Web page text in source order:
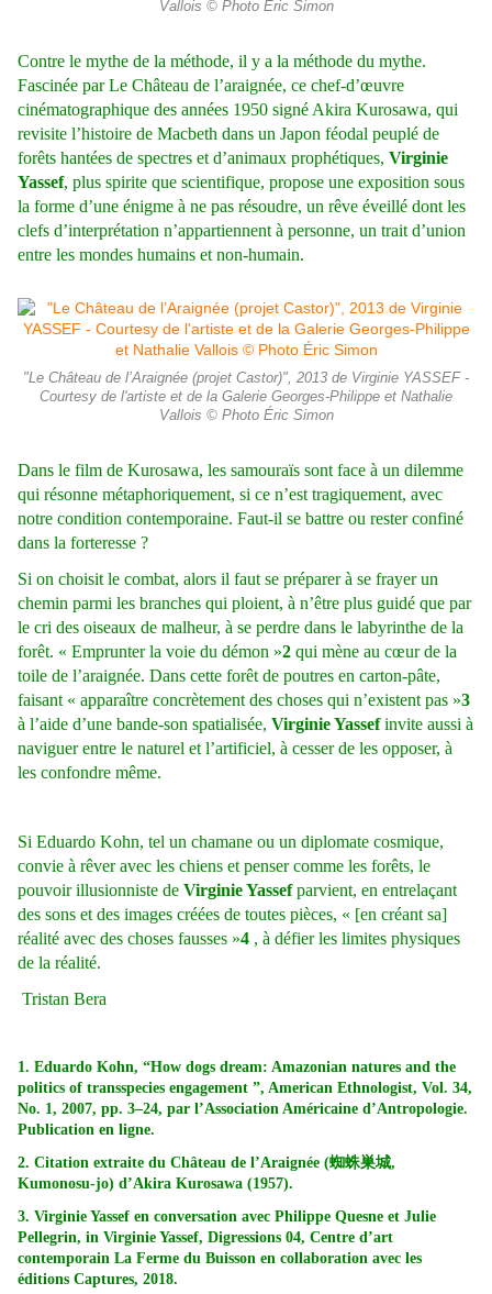
Vallois © Photo Éric Simon
Contre le mythe de la méthode, il y a la méthode du mythe.
Fascinée par Le Château de l’araignée, ce chef-d’œuvre
cinématographique des années 1950 signé Akira Kurosawa, qui
revisite l’histoire de Macbeth dans un Japon féodal peuplé de
forêts hantées de spectres et d’animaux prophétiques, Virginie
Yassef, plus spirite que scientifique, propose une exposition sous
la forme d’une énigme à ne pas résoudre, un rêve éveillé dont les
clefs d’interprétation n’appartiennent à personne, un trait d’union
entre les mondes humains et non-humain.
"Le Château de l’Araignée (projet Castor)", 2013 de Virginie YASSEF -
Courtesy de l'artiste et de la Galerie Georges-Philippe et Nathalie
Vallois © Photo Éric Simon
Dans le film de Kurosawa, les samouraïs sont face à un dilemme
qui résonne métaphoriquement, si ce n’est tragiquement, avec
notre condition contemporaine. Faut-il se battre ou rester confiné
dans la forteresse ?
Si on choisit le combat, alors il faut se préparer à se frayer un
chemin parmi les branches qui ploient, à n’être plus guidé que par
le cri des oiseaux de malheur, à se perdre dans le labyrinthe de la
forêt. « Emprunter la voie du démon »2 qui mène au cœur de la
toile de l’araignée. Dans cette forêt de poutres en carton-pâte,
faisant « apparaître concrètement des choses qui n’existent pas »3
à l’aide d’une bande-son spatialisée, Virginie Yassefinvite aussi à
naviguer entre le naturel et l’artificiel, à cesser de les opposer, à
les confondre même.
Si Eduardo Kohn, tel un chamane ou un diplomate cosmique,
convie à rêver avec les chiens et penser comme les forêts, le
pouvoir illusionniste de Virginie Yassefparvient, en entrelaçant
des sons et des images créées de toutes pièces, « [en créant sa]
réalité avec des choses fausses »4 , à défier les limites physiques
de la réalité.
Tristan Bera
1. Eduardo Kohn, “How dogs dream: Amazonian natures and the
politics of transspecies engagement ”, American Ethnologist, Vol. 34,
No. 1, 2007, pp. 3–24, par l’Association Américaine d’Antropologie.
Publication en ligne.
2. Citation extraite du Château de l’Araignée (蜘蛛巣城,
Kumonosu-jo) d’Akira Kurosawa (1957).
3. Virginie Yassef en conversation avec Philippe Quesne et Julie
Pellegrin, in Virginie Yassef, Digressions 04, Centre d’art
contemporain La Ferme du Buisson en collaboration avec les
éditions Captures, 2018.